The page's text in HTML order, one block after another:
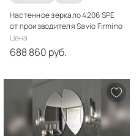
Настенное зеркало 4206 SPE
от производителя Savio Firmino
Цена
688 860 руб.
Зеркало, дерево
Подробнее
В корзину